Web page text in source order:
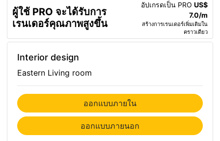
ผู้ใช้ PRO จะได้รับการ
เรนเดอร์คุณภาพสูงขึ้น
อัปเกรดเป็น PRO US$
7.0/m
สร้างการเรนเดอร์เพิ่มเติมใน
คราวเดียว
Interior design
Eastern Living room
ออกแบบภายใน
ออกแบบภายนอก